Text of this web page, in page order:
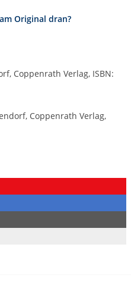
Original dran?
Coppenrath Verlag, ISBN:
Coppenrath Verlag,